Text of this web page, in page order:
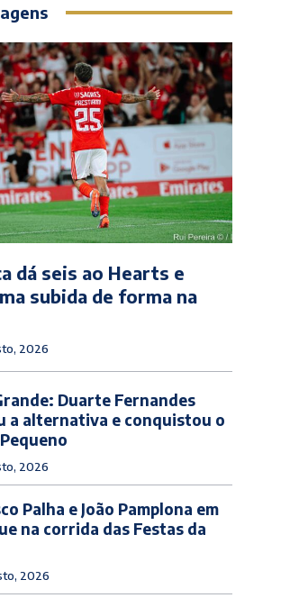
dá seis ao Hearts e
subida de forma na
2026
Duarte Fernandes
a alternativa e conquistou o
2026
Palha e João Pamplona em
na corrida das Festas da
2026